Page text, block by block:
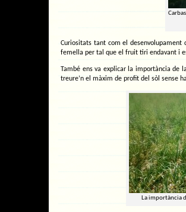
Curiositats tant com el
femella per tal que el fruit tiri endavant i
També ens va explicar la importància de
treure’n el màxim de profit del sòl sense
La importància